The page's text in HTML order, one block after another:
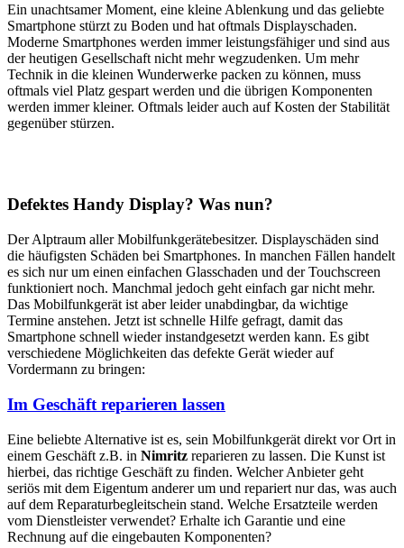
Ein unachtsamer Moment, eine kleine Ablenkung und das geliebte
Smartphone stürzt zu Boden und hat oftmals Displayschaden.
Moderne Smartphones werden immer leistungsfähiger und sind aus
der heutigen Gesellschaft nicht mehr wegzudenken. Um mehr
Technik in die kleinen Wunderwerke packen zu können, muss
oftmals viel Platz gespart werden und die übrigen Komponenten
werden immer kleiner. Oftmals leider auch auf Kosten der Stabilität
gegenüber stürzen.
Defektes Handy Display? Was nun?
Der Alptraum aller Mobilfunkgerätebesitzer. Displayschäden sind
die häufigsten Schäden bei Smartphones. In manchen Fällen handelt
es sich nur um einen einfachen Glasschaden und der Touchscreen
funktioniert noch. Manchmal jedoch geht einfach gar nicht mehr.
Das Mobilfunkgerät ist aber leider unabdingbar, da wichtige
Termine anstehen. Jetzt ist schnelle Hilfe gefragt, damit das
Smartphone schnell wieder instandgesetzt werden kann. Es gibt
verschiedene Möglichkeiten das defekte Gerät wieder auf
Vordermann zu bringen:
Im Geschäft reparieren lassen
Eine beliebte Alternative ist es, sein Mobilfunkgerät direkt vor Ort in
einem Geschäft z.B. in Nimritz reparieren zu lassen. Die Kunst ist
hierbei, das richtige Geschäft zu finden. Welcher Anbieter geht
seriös mit dem Eigentum anderer um und repariert nur das, was auch
auf dem Reparaturbegleitschein stand. Welche Ersatzteile werden
vom Dienstleister verwendet? Erhalte ich Garantie und eine
Rechnung auf die eingebauten Komponenten?